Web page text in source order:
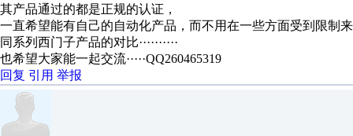
其产品通过的都是正规的认证，
一直希望能有自己的自动化产品，而不用在一些方面受到限制
同系列西门子产品的对比··········
也希望大家能一起交流·····QQ260465319
回复 引用 举报